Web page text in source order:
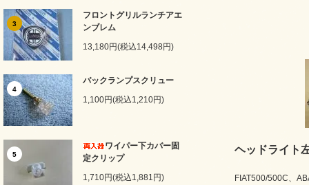
3
フロントグリルランチアエ
ンブレム
13,180円(税込14,498円)
4
バックランプスクリュー
1,100円(税込1,210円)
5
ワイパー下カバー固
定クリップ
1,710円(税込1,881円)
ヘッドライト
FIAT500/500C、